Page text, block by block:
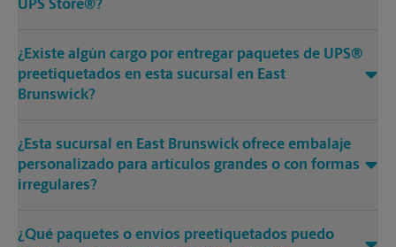
UPS Store®?
¿Existe algún cargo por entregar paquetes de UPS®
preetiquetados en esta sucursal en East
Brunswick?
¿Esta sucursal en East Brunswick ofrece embalaje
personalizado para artículos grandes o con formas
irregulares?
¿Qué paquetes o envíos preetiquetados puedo